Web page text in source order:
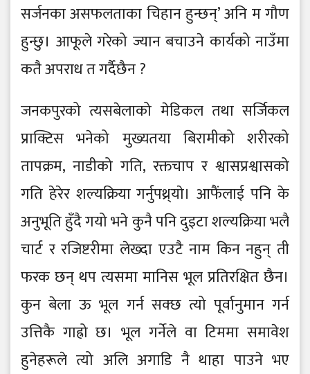
सर्जनका असफलताका चिहान हुन्छन्’ अनि म गौण
हुन्छु। आफूले गरेको ज्यान बचाउने कार्यको नाउँमा
कतै अपराध त गर्दैछैन ?
जनकपुरको त्यसबेलाको मेडिकल तथा सर्जिकल
प्राक्टिस भनेको मुख्यतया बिरामीको शरीरको
तापक्रम, नाडीको गति, रक्तचाप र श्वासप्रश्वासको
गति हेरेर शल्यक्रिया गर्नुपथ्र्याे। आफैंलाई पनि के
अनुभूति हुँदै गयो भने कुनै पनि दुइटा शल्यक्रिया भलै
चार्ट र रजिष्टरीमा लेख्दा एउटै नाम किन नहुन् ती
फरक छन् थप त्यसमा मानिस भूल प्रतिरक्षित छैन।
कुन बेला ऊ भूल गर्न सक्छ त्यो पूर्वानुमान गर्न
उत्तिकै गाह्रो छ। भूल गर्नेले वा टिममा समावेश
हुनेहरूले त्यो अलि अगाडि नै थाहा पाउने भए